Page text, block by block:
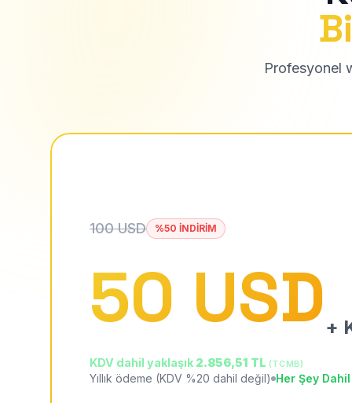
Profesyonel
100 USD %50 İNDİRİM
50 USD +
KDV dahil yaklaşık 2.856,51 TL (TCMB)
Yıllık ödeme (KDV %20 dahil değil) Her Şey Dahil